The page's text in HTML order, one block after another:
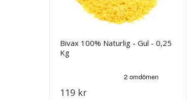
Bivax 100% Naturlig - Gul - 0,25
Kg
119 kr